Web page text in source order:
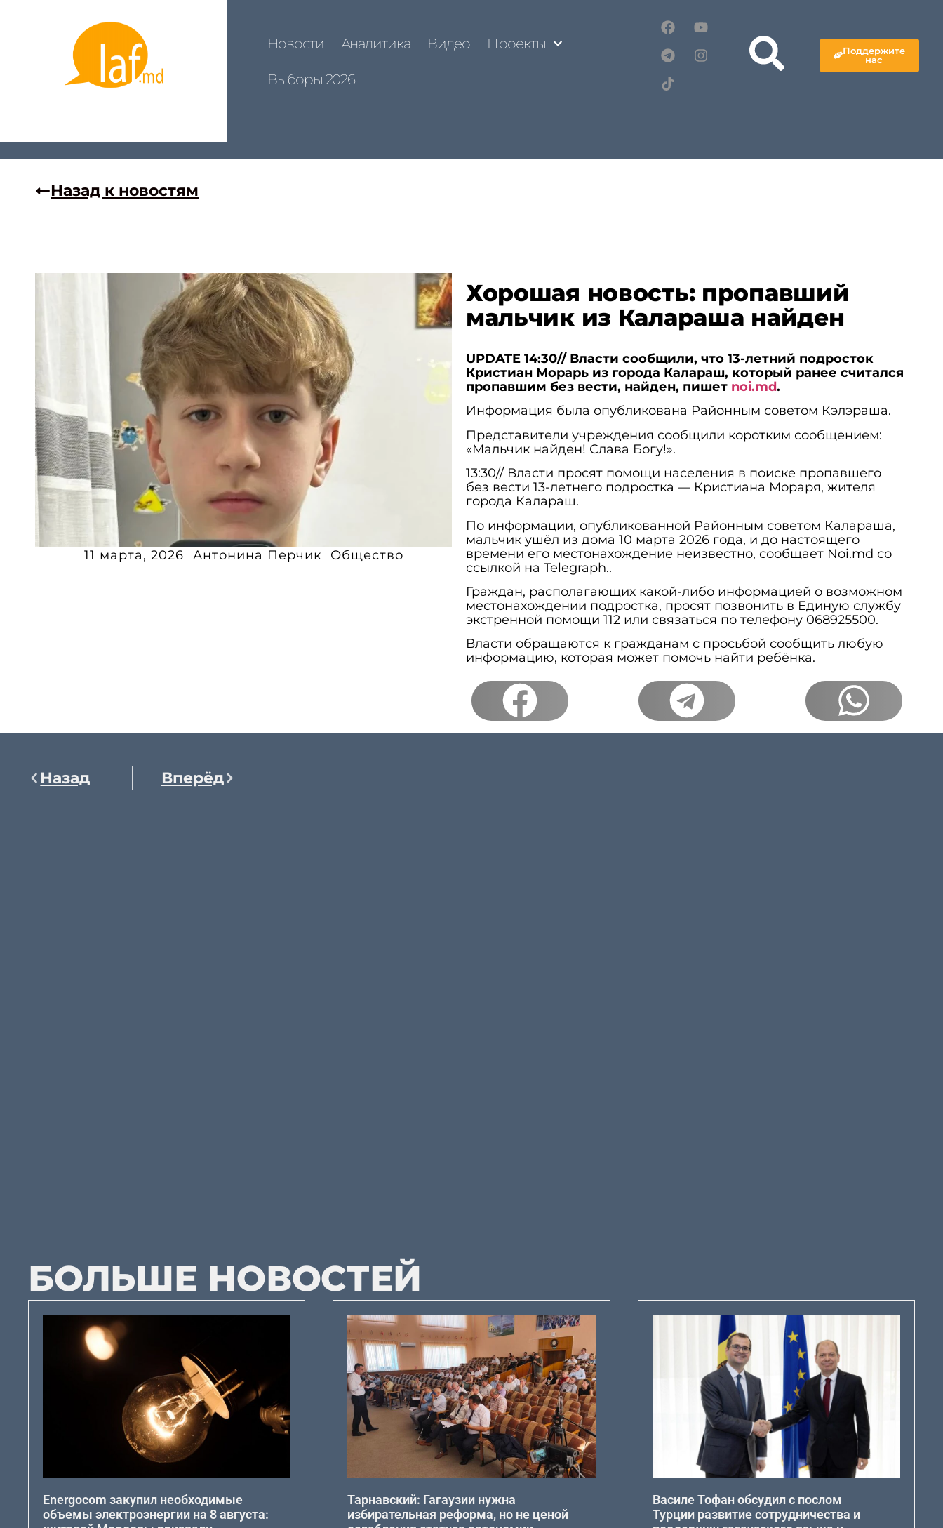
Новости Аналитика Видео Проекты
Выборы 2026
Поддержите
нас
Назад к новостям
11 марта, 2026 Антонина Перчик Общество
Хорошая новость: пропавший
мальчик из Калараша найден
UPDATE 14:30// Власти сообщили, что 13-летний подросток
Кристиан Морарь из города Калараш, который ранее считался
пропавшим без вести, найден, пишет noi.md.
Информация была опубликована Районным советом Кэлэраша.
Представители учреждения сообщили коротким сообщением:
«Мальчик найден! Слава Богу!».
13:30// Власти просят помощи населения в поиске пропавшего
без вести 13-летнего подростка — Кристиана Мораря, жителя
города Калараш.
По информации, опубликованной Районным советом Калараша,
мальчик ушёл из дома 10 марта 2026 года, и до настоящего
времени его местонахождение неизвестно, сообщает Noi.md со
ссылкой на Telegraph..
Граждан, располагающих какой-либо информацией о возможном
местонахождении подростка, просят позвонить в Единую службу
экстренной помощи 112 или связаться по телефону 068925500.
Власти обращаются к гражданам с просьбой сообщить любую
информацию, которая может помочь найти ребёнка.
Назад Вперёд
БОЛЬШЕ НОВОСТЕЙ
Energocom закупил необходимые
объемы электроэнергии на 8 августа:
Тарнавский: Гагаузии нужна
избирательная реформа, но не ценой
Василе Тофан обсудил с послом
Турции развитие сотрудничества и